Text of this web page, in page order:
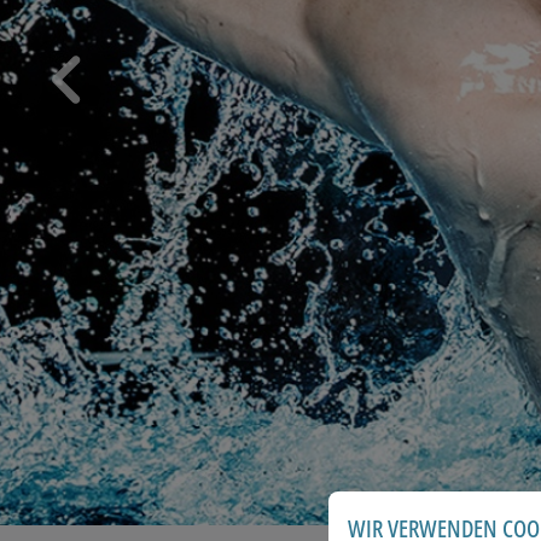
Go to previous slide
WIR VERWENDEN